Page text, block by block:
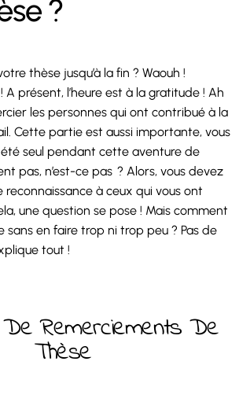
?
thèse jusqu’à la fin ? Waouh !
A présent, l’heure est à la gratitude ! Ah
les personnes qui ont contribué à la
Cette partie est aussi importante, vous
seul pendant cette aventure de
pas, n’est-ce pas ? Alors, vous devez
à ceux qui vous ont
une question se pose ! Mais comment
en faire trop ni trop peu ? Pas de
tout !
Remerciements De
Thèse